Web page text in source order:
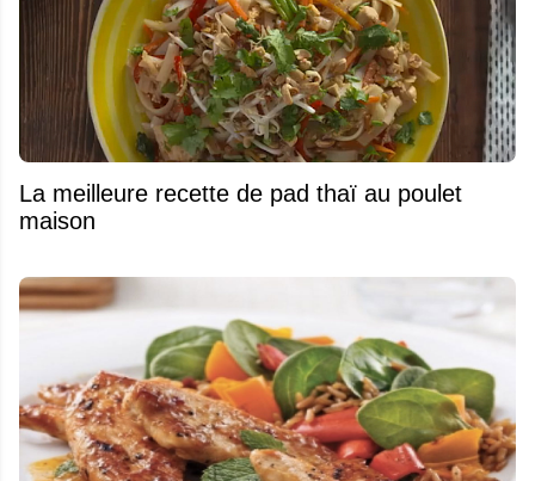
La meilleure recette de pad thaï au poulet
maison